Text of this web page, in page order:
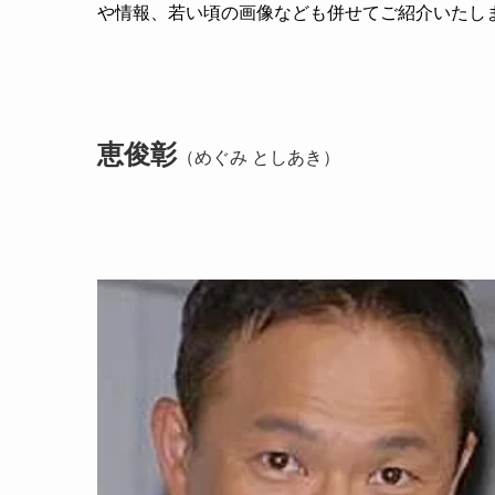
や情報、若い頃の画像なども併せてご紹介いたし
恵俊彰（めぐみ としあき）